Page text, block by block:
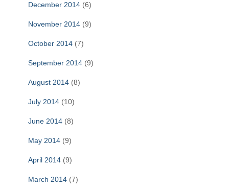
December 2014 (6)
November 2014 (9)
October 2014 (7)
September 2014 (9)
August 2014 (8)
July 2014 (10)
June 2014 (8)
May 2014 (9)
April 2014 (9)
March 2014 (7)